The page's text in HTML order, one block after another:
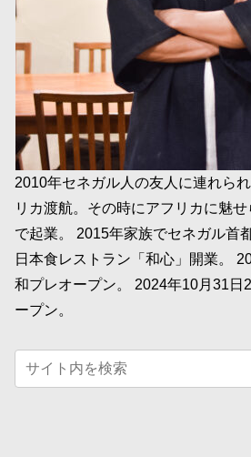
2010年セネガル人の友人に連れら
リカ渡航。その時にアフリカに魅
で起業。 2015年家族でセネガル首
日本食レストラン「和心」開業。
和プレオープン。 2024年10月31日
ープン。